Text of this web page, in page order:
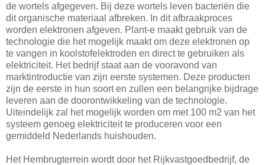
de wortels afgegeven. Bij deze wortels leven bacteriën die
dit organische materiaal afbreken. In dit afbraakproces
worden elektronen afgeven. Plant-e maakt gebruik van de
technologie die het mogelijk maakt om deze elektronen op
te vangen in koolstofelektroden en direct te gebruiken als
elektriciteit. Het bedrijf staat aan de vooravond van
marktintroductie van zijn eerste systemen. Deze producten
zijn de eerste in hun soort en zullen een belangrijke bijdrage
leveren aan de doorontwikkeling van de technologie.
Uiteindelijk zal het mogelijk worden om met 100 m2 van het
systeem genoeg elektriciteit te produceren voor een
gemiddeld Nederlands huishouden.
Het Hembrugterrein wordt door het Rijkvastgoedbedrijf, de